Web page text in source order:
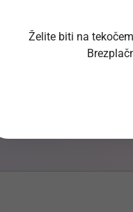
(m/ž)
vabimo novega
Želite biti na